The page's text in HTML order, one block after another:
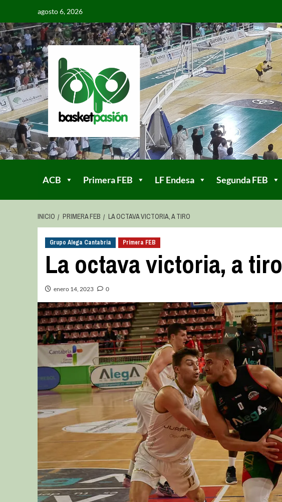
agosto 6, 2026
ACB Primera FEB LF Endesa Segunda FEB
INICIO PRIMERA FEB LA OCTAVA VICTORIA, A TIRO
Grupo Alega Cantabria Primera FEB
La octava victoria, a tiro
enero 14, 2023 0